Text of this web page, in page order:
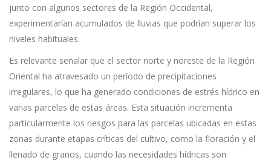
junto con algunos sectores de la Región Occidental,
experimentarían acumulados de lluvias que podrían superar los
niveles habituales.
Es relevante señalar que el sector norte y noreste de la Región
Oriental ha atravesado un período de precipitaciones
irregulares, lo que ha generado condiciones de estrés hídrico en
varias parcelas de estas áreas. Esta situación incrementa
particularmente los riesgos para las parcelas ubicadas en estas
zonas durante etapas críticas del cultivo, como la floración y el
llenado de granos, cuando las necesidades hídricas son